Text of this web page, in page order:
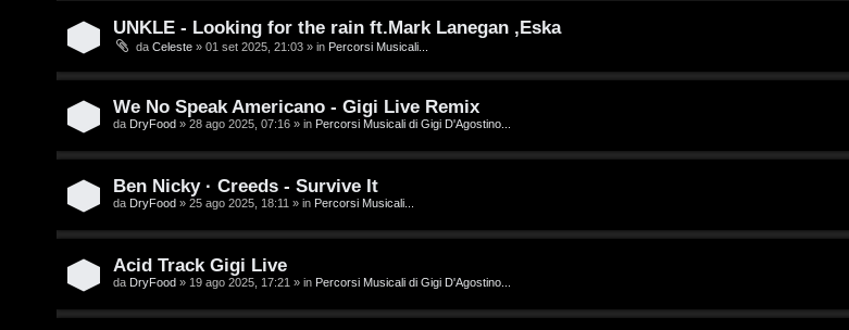
UNKLE - Looking for the rain ft.Mark Lanegan ,Eska
da Celeste » 01 set 2025, 21:03 » in Percorsi Musicali...
We No Speak Americano - Gigi Live Remix
da DryFood » 28 ago 2025, 07:16 » in Percorsi Musicali di Gigi D'Agostino...
Ben Nicky · Creeds - Survive It
da DryFood » 25 ago 2025, 18:11 » in Percorsi Musicali...
Acid Track Gigi Live
da DryFood » 19 ago 2025, 17:21 » in Percorsi Musicali di Gigi D'Agostino...